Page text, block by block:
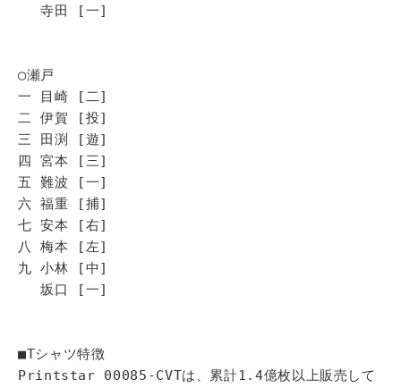
寺田 [一]
◯瀬戸
一 目崎 [二]
二 伊賀 [投]
三 田渕 [遊]
四 宮本 [三]
五 難波 [一]
六 福重 [捕]
七 安本 [右]
八 梅本 [左]
九 小林 [中]
坂口 [一]
■Tシャツ特徴
Printstar 00085-CVTは、累計1.4億枚以上販売して